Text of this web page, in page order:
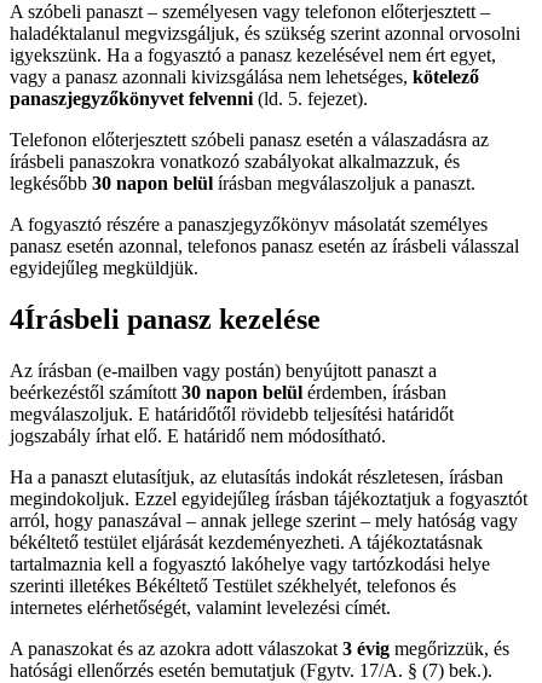
A szóbeli panaszt – személyesen vagy telefonon előterjesztett –
haladéktalanul megvizsgáljuk, és szükség szerint azonnal orvosolni
igyekszünk. Ha a fogyasztó a panasz kezelésével nem ért egyet,
vagy a panasz azonnali kivizsgálása nem lehetséges, kötelező
panaszjegyzőkönyvet felvenni (ld. 5. fejezet).
Telefonon előterjesztett szóbeli panasz esetén a válaszadásra az
írásbeli panaszokra vonatkozó szabályokat alkalmazzuk, és
legkésőbb 30 napon belül írásban megválaszoljuk a panaszt.
A fogyasztó részére a panaszjegyzőkönyv másolatát személyes
panasz esetén azonnal, telefonos panasz esetén az írásbeli válasszal
egyidejűleg megküldjük.
4Írásbeli panasz kezelése
Az írásban (e-mailben vagy postán) benyújtott panaszt a
beérkezéstől számított 30 napon belül érdemben, írásban
megválaszoljuk. E határidőtől rövidebb teljesítési határidőt
jogszabály írhat elő. E határidő nem módosítható.
Ha a panaszt elutasítjuk, az elutasítás indokát részletesen, írásban
megindokoljuk. Ezzel egyidejűleg írásban tájékoztatjuk a fogyasztót
arról, hogy panaszával – annak jellege szerint – mely hatóság vagy
békéltető testület eljárását kezdeményezheti. A tájékoztatásnak
tartalmaznia kell a fogyasztó lakóhelye vagy tartózkodási helye
szerinti illetékes Békéltető Testület székhelyét, telefonos és
internetes elérhetőségét, valamint levelezési címét.
A panaszokat és az azokra adott válaszokat 3 évig megőrizzük, és
hatósági ellenőrzés esetén bemutatjuk (Fgytv. 17/A. § (7) bek.).